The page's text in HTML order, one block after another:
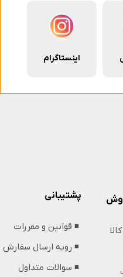
اینستاگرام
پشتیبانی
◾️ قوانین و مقررات
◾️ رویه ارسال سفارش
◾️ سوالات متداول